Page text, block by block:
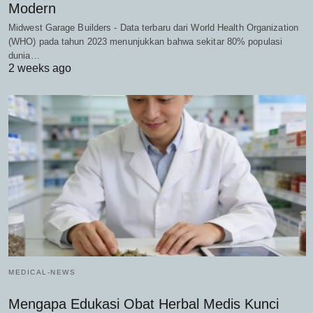
Modern
Midwest Garage Builders - Data terbaru dari World Health Organization
(WHO) pada tahun 2023 menunjukkan bahwa sekitar 80% populasi
dunia…
2 weeks ago
MEDICAL-NEWS
Mengapa Edukasi Obat Herbal Medis Kunci